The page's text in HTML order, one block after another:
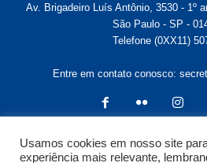
Av. Brigadeiro Luís Antônio, 3530 - 1º
São Paulo - SP -
Telefone (0XX11)
Entre em contato conosco:
Usamos cookies em nosso site
experiência mais relevante,